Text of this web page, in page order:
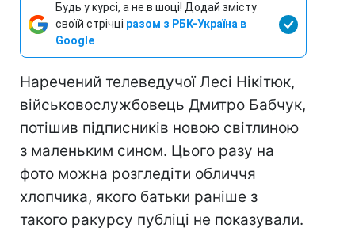
Будь у курсі, а не в шоці! Додай змісту
своїй стрічці разом з РБК-Україна в
Google
Наречений телеведучої Лесі Нікітюк,
військовослужбовець Дмитро Бабчук,
потішив підписників новою світлиною
з маленьким сином. Цього разу на
фото можна розгледіти обличчя
хлопчика, якого батьки раніше з
такого ракурсу публіці не показували.